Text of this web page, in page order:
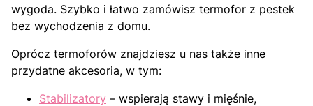
wygoda. Szybko i łatwo zamówisz termofor z pestek
bez wychodzenia z domu.
Oprócz termoforów znajdziesz u nas także inne
przydatne akcesoria, w tym:
Stabilizatory – wspierają stawy i mięśnie,